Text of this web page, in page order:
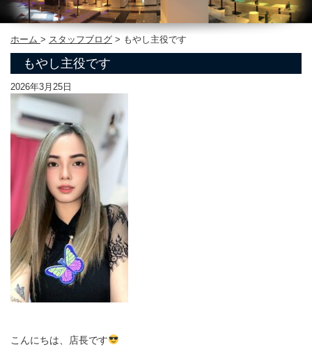
ホーム > スタッフブログ > もやし主役です
もやし主役です
2026年3月25日
こんにちは、店長です